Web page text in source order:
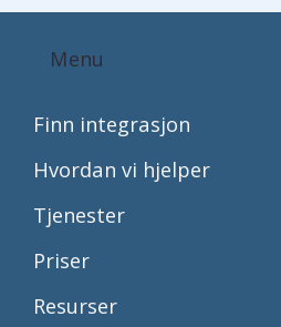
Menu
Finn integrasjon
Hvordan vi hjelper
Tjenester
Priser
Resurser